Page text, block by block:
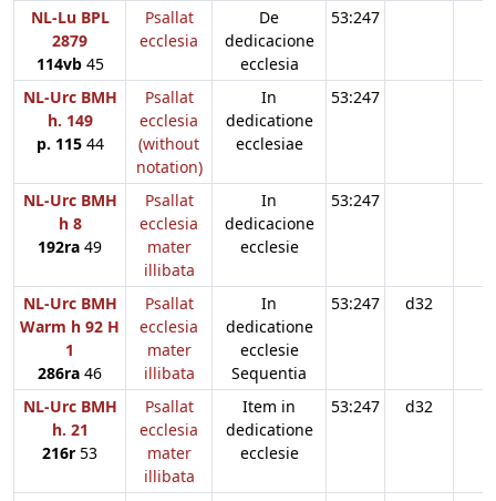
NL-Lu BPL
2879
114vb45
Psallat
ecclesia
De
dedicacione
ecclesia
53:247
NL-Urc BMH
h. 149
p. 11544
Psallat
ecclesia
(without
notation)
In
dedicatione
ecclesiae
53:247
NL-Urc BMH
h 8
192ra 49
Psallat
ecclesia
mater
illibata
In
dedicacione
ecclesie
53:247
NL-Urc BMH
Warm h 92 H
1
286ra 46
Psallat
ecclesia
mater
illibata
In
dedicatione
ecclesie
Sequentia
53:247 d32
NL-Urc BMH
h. 21
216r 53
Psallat
ecclesia
mater
illibata
Item in
dedicatione
ecclesie
53:247 d32